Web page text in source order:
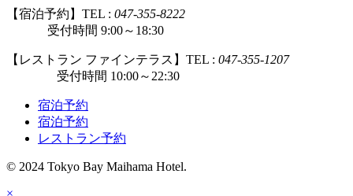
【宿泊予約】TEL : 047-355-8222
受付時間 9:00～18:30
【レストラン ファインテラス】TEL : 047-355-1207
受付時間 10:00～22:30
宿泊予約
宿泊予約
レストラン予約
© 2024 Tokyo Bay Maihama Hotel.
×